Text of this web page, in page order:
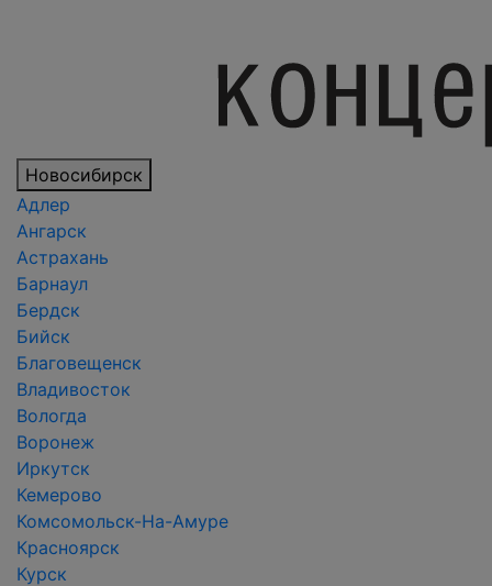
Новосибирск
Адлер
Ангарск
Астрахань
Барнаул
Бердск
Бийск
Благовещенск
Владивосток
Вологда
Воронеж
Иркутск
Кемерово
Комсомольск-На-Амуре
Красноярск
Курск